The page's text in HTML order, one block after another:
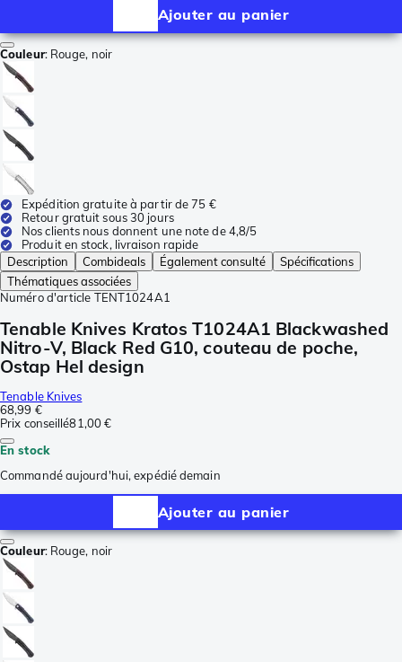
Ajouter au panier
Couleur: Rouge, noir
Expédition gratuite à partir de 75 €
Retour gratuit sous 30 jours
Nos clients nous donnent une note de 4,8/5
Produit en stock, livraison rapide
Description
Combideals Également consulté
Spécifications
Thématiques associées
Numéro d'article TENT1024A1
Tenable Knives Kratos T1024A1 Blackwashed
Nitro-V, Black Red G10, couteau de poche,
Ostap Hel design
Tenable Knives
68,99 €
Prix conseillé81,00 €
En stock
Commandé aujourd'hui, expédié demain
Ajouter au panier
Couleur: Rouge, noir